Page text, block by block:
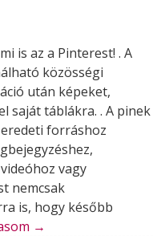
is az a Pinterest! . A
közösségi
után képeket,
saját táblákra. . A pinek
forráshoz
vagy
nemcsak
is, hogy később
→